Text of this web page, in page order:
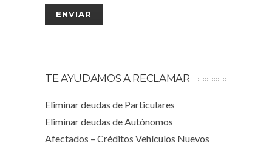
TE AYUDAMOS A RECLAMAR
Eliminar deudas de Particulares
Eliminar deudas de Autónomos
Afectados – Créditos Vehículos Nuevos